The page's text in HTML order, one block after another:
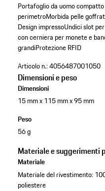
Portafoglio da uomo
perimetroMorbida pelle
Design impressoUndici slot
con cerniera per monete e
grandiProtezione RFID
Articolo n.:4056487001050
Dimensioni e peso
Dimensioni
15 mm x 115 mm x 95 mm
Peso
56 g
Materiale e suggerimenti
Materiale
Materiale del rivestimento:
poliestere